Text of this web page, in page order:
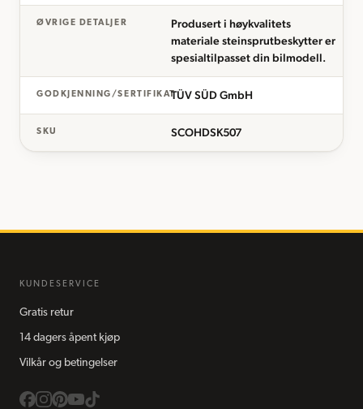
ØVRIGE DETALJER
Produsert i høykvalitets
materiale steinsprutbeskytter er
spesialtilpasset din bilmodell.
GODKJENNING/SERTIFIKATTÜV SÜD GmbH
SKU SCOHDSK507
KUNDESERVICE
Gratis retur
14 dagers åpent kjøp
Vilkår og betingelser